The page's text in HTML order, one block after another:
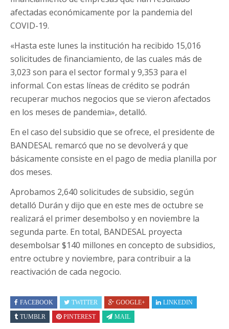
afectadas económicamente por la pandemia del
COVID-19.
«Hasta este lunes la institución ha recibido 15,016
solicitudes de financiamiento, de las cuales más de
3,023 son para el sector formal y 9,353 para el
informal. Con estas líneas de crédito se podrán
recuperar muchos negocios que se vieron afectados
en los meses de pandemia», detalló.
En el caso del subsidio que se ofrece, el presidente de
BANDESAL remarcó que no se devolverá y que
básicamente consiste en el pago de media planilla por
dos meses.
Aprobamos 2,640 solicitudes de subsidio, según
detalló Durán y dijo que en este mes de octubre se
realizará el primer desembolso y en noviembre la
segunda parte. En total, BANDESAL proyecta
desembolsar $140 millones en concepto de subsidios,
entre octubre y noviembre, para contribuir a la
reactivación de cada negocio.
FACEBOOK TWITTER GOOGLE+
LINKEDIN
TUMBLR
PINTEREST MAIL